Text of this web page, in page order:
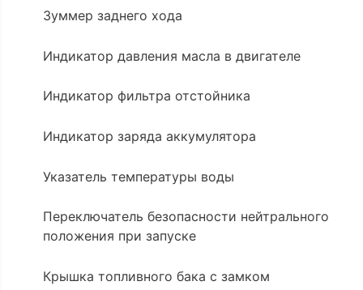
Зуммер заднего хода
Индикатор давления масла в двигателе
Индикатор фильтра отстойника
Индикатор заряда аккумулятора
Указатель температуры воды
Переключатель безопасности нейтрального
положения при запуске
Крышка топливного бака с замком